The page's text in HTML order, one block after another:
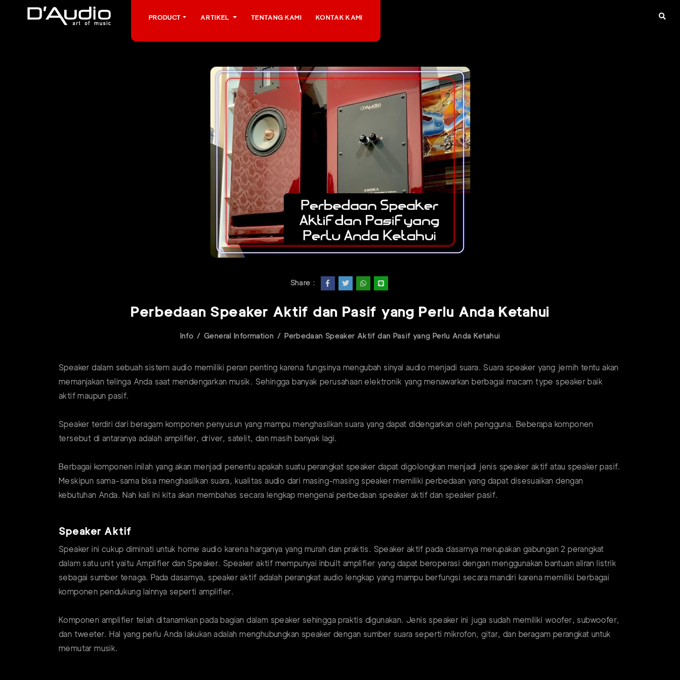
PRODUCT ARTIKEL TENTANG KAMI KONTAK KAMI
Share :
Perbedaan Speaker Aktif dan Pasif yang Perlu Anda Ketahui
Info General Information Perbedaan Speaker Aktif dan Pasif yang Perlu Anda Ketahui
Speaker dalam sebuah sistem audio memiliki peran penting karena fungsinya mengubah sinyal audio menjadi suara. Suara speaker yang jernih tentu akan
memanjakan telinga Anda saat mendengarkan musik. Sehingga banyak perusahaan elektronik yang menawarkan berbagai macam type speaker baik
aktif maupun pasif.
Speaker terdiri dari beragam komponen penyusun yang mampu menghasilkan suara yang dapat didengarkan oleh pengguna. Beberapa komponen
tersebut di antaranya adalah amplifier, driver, satelit, dan masih banyak lagi.
Berbagai komponen inilah yang akan menjadi penentu apakah suatu perangkat speaker dapat digolongkan menjadi jenis speaker aktif atau speaker pasif.
Meskipun sama-sama bisa menghasilkan suara, kualitas audio dari masing-masing speaker memiliki perbedaan yang dapat disesuaikan dengan
kebutuhan Anda. Nah kali ini kita akan membahas secara lengkap mengenai perbedaan speaker aktif dan speaker pasif.
Speaker Aktif
Speaker ini cukup diminati untuk home audio karena harganya yang murah dan praktis. Speaker aktif pada dasarnya merupakan gabungan 2 perangkat
dalam satu unit yaitu Amplifier dan Speaker. Speaker aktif mempunyai inbuilt amplifier yang dapat beroperasi dengan menggunakan bantuan aliran listrik
sebagai sumber tenaga. Pada dasarnya, speaker aktif adalah perangkat audio lengkap yang mampu berfungsi secara mandiri karena memiliki berbagai
komponen pendukung lainnya seperti amplifier.
Komponen amplifier telah ditanamkan pada bagian dalam speaker sehingga praktis digunakan. Jenis speaker ini juga sudah memiliki woofer, subwoofer,
dan tweeter. Hal yang perlu Anda lakukan adalah menghubungkan speaker dengan sumber suara seperti mikrofon, gitar, dan beragam perangkat untuk
memutar musik.